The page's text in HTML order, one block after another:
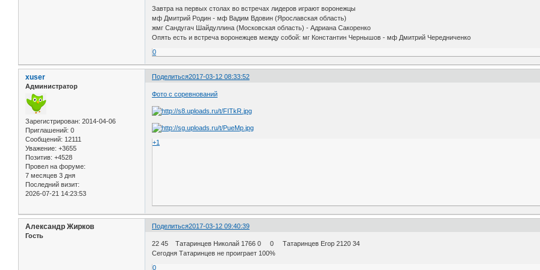
Завтра на первых столах во встречах лидеров играют воронежцы
мф Дмитрий Родин - мф Вадим Вдовин (Ярославская область)
жмг Сандугач Шайдуллина (Московская область) - Адриана Сакоренко
Опять есть и встреча воронежцев между собой: мг Константин Чернышов - мф Дмитрий Чередниченко
0
Поделиться2017-03-12 08:33:52
xuser
Администратор
Зарегистрирован: 2014-04-06
Приглашений: 0
Сообщений: 12111
Уважение: +3655
Позитив: +4528
Провел на форуме:
7 месяцев 3 дня
Последний визит:
2026-07-21 14:23:53
Фото с соревнований
+1
Поделиться2017-03-12 09:40:39
Александр Жирков
Гость
22 45 Татаринцев Николай 1766 0 0 Татаринцев Егор 2120 34
Сегодня Татаринцев не проиграет 100%
0